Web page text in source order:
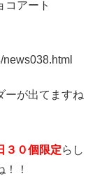
コアート
ーが出てますね
３０個限定らし
！